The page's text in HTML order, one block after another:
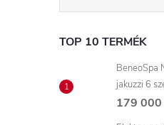
TOP 10 TERMÉK
BeneoSpa
jakuzzi 6
179 000